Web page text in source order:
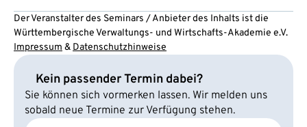
Der Veranstalter des Seminars / Anbieter des Inhalts ist die
Württembergische Verwaltungs- und Wirtschafts-Akademie e.V.
Impressum & Datenschutzhinweise
Kein passender Termin dabei?
Sie können sich vormerken lassen. Wir melden uns
sobald neue Termine zur Verfügung stehen.